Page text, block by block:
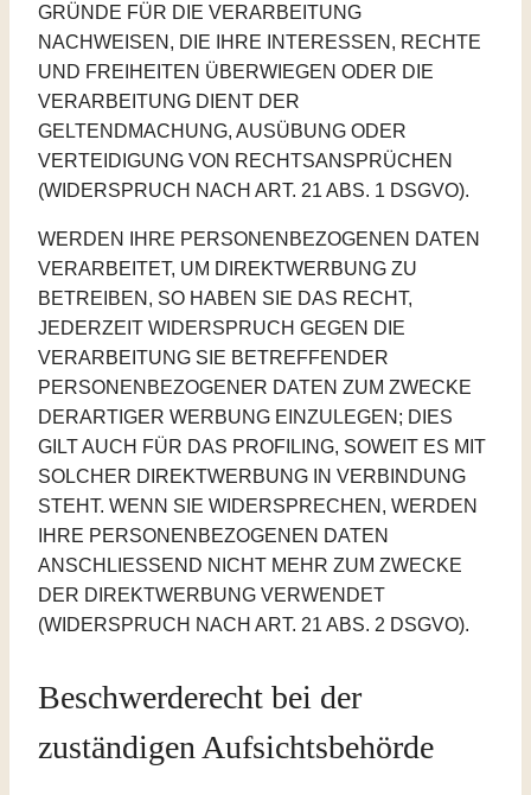
GRÜNDE FÜR DIE VERARBEITUNG
NACHWEISEN, DIE IHRE INTERESSEN, RECHTE
UND FREIHEITEN ÜBERWIEGEN ODER DIE
VERARBEITUNG DIENT DER
GELTENDMACHUNG, AUSÜBUNG ODER
VERTEIDIGUNG VON RECHTSANSPRÜCHEN
(WIDERSPRUCH NACH ART. 21 ABS. 1 DSGVO).
WERDEN IHRE PERSONENBEZOGENEN DATEN
VERARBEITET, UM DIREKTWERBUNG ZU
BETREIBEN, SO HABEN SIE DAS RECHT,
JEDERZEIT WIDERSPRUCH GEGEN DIE
VERARBEITUNG SIE BETREFFENDER
PERSONENBEZOGENER DATEN ZUM ZWECKE
DERARTIGER WERBUNG EINZULEGEN; DIES
GILT AUCH FÜR DAS PROFILING, SOWEIT ES MIT
SOLCHER DIREKTWERBUNG IN VERBINDUNG
STEHT. WENN SIE WIDERSPRECHEN, WERDEN
IHRE PERSONENBEZOGENEN DATEN
ANSCHLIESSEND NICHT MEHR ZUM ZWECKE
DER DIREKTWERBUNG VERWENDET
(WIDERSPRUCH NACH ART. 21 ABS. 2 DSGVO).
Beschwerde­recht bei der
zuständigen Aufsichts­behörde